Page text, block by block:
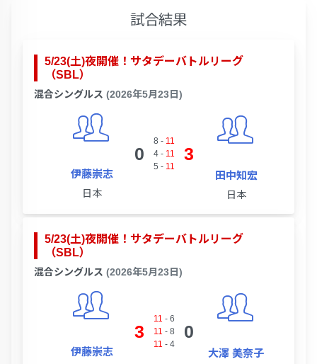
試合結果
5/23(土)夜開催！サタデーバトルリーグ
（SBL）
混合シングルス (2026年5月23日)
伊藤崇志
日本
0
8 - 11
4- 11
5 - 11
3
田中知宏
日本
5/23(土)夜開催！サタデーバトルリーグ
（SBL）
混合シングルス (2026年5月23日)
伊藤崇志
3
11 - 6
11 - 8
11 - 4
0
大澤 美奈子